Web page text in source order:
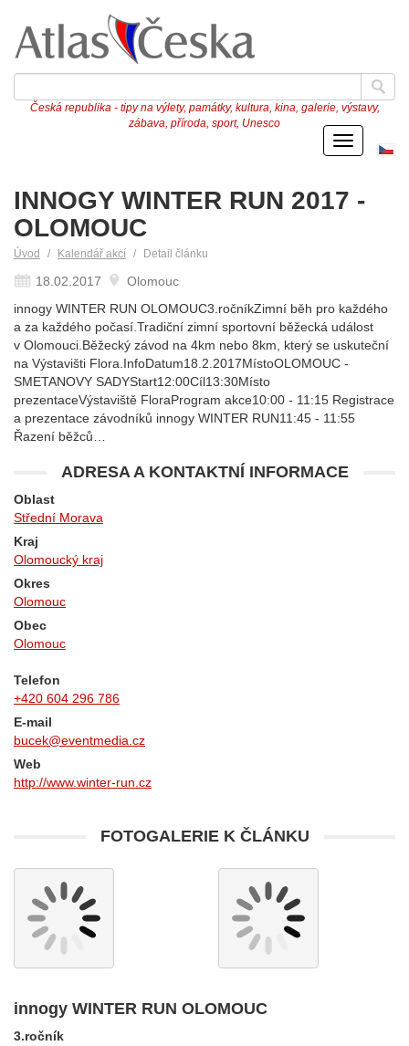
Česká republika - tipy na výlety, památky, kultura, kina, galerie, výstavy,
zábava, příroda, sport, Unesco
Menu
INNOGY WINTER RUN 2017 -
OLOMOUC
Úvod Kalendář akcí Detail článku
18.02.2017
Olomouc
innogy WINTER RUN OLOMOUC3.ročníkZimní běh pro každého
a za každého počasí.Tradiční zimní sportovní běžecká událost
v Olomouci.Běžecký závod na 4km nebo 8km, který se uskuteční
na Výstavišti Flora.InfoDatum18.2.2017MístoOLOMOUC -
SMETANOVY SADYStart12:00Cíl13:30Místo
prezentaceVýstaviště FloraProgram akce10:00 - 11:15 Registrace
a prezentace závodníků innogy WINTER RUN11:45 - 11:55
Řazení běžců…
ADRESA A KONTAKTNÍ INFORMACE
Oblast
Střední Morava
Kraj
Olomoucký kraj
Okres
Olomouc
Obec
Olomouc
Telefon
+420 604 296 786
E-mail
bucek@eventmedia.cz
Web
http://www.winter-run.cz
FOTOGALERIE K ČLÁNKU
innogy WINTER RUN OLOMOUC
3.ročník